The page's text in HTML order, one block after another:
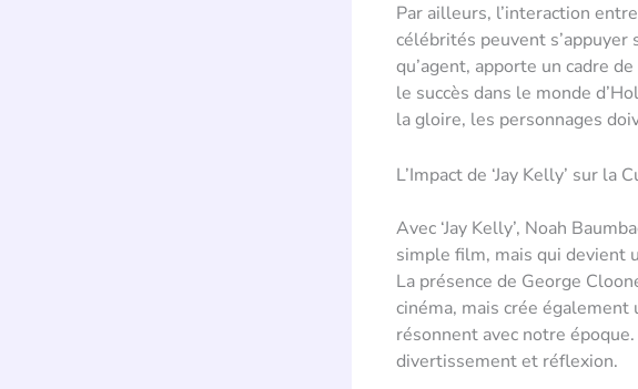
Par ailleurs, l’interaction
célébrités peuvent
qu’agent, apporte un cadre
le succès dans le monde
la gloire, les personnages
L’Impact de ‘Jay Kelly’ sur
Avec ‘Jay Kelly’, Noah
simple film, mais qui devient
La présence de George
cinéma, mais crée
résonnent avec notre
divertissement et réflexion.